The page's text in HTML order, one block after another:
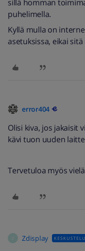
sillä homman
puhelimella.
Kyllä mulla on
asetuksissa, eikai
error404
Olisi kiva, jos jakaisit
kävi tuon uuden
Tervetuloa myös
Zdisplay